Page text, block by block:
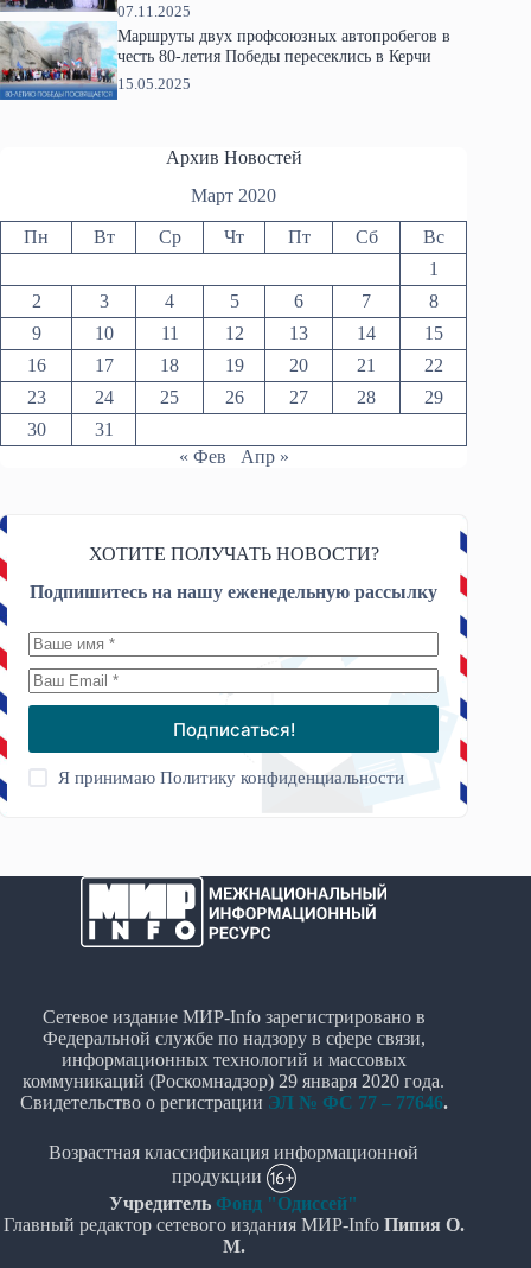
07.11.2025
Маршруты двух профсоюзных автопробегов в
честь 80-летия Победы пересеклись в Керчи
15.05.2025
Архив Новостей
Март 2020
Пн Вт Ср Чт Пт Сб
Вс
1
2
3 4 5 6 7
8
9
10 11 12 13 14
15
16
17 18 19 20 21
22
23
24 25 26 27 28
29
30
31
« Фев
Апр »
ХОТИТЕ ПОЛУЧАТЬ НОВОСТИ?
Подпишитесь на нашу еженедельную рассылку
Подписаться!
Я принимаюПолитику конфиденциальности
Сетевое издание МИР-Info зарегистрировано в
Федеральной службе по надзору в сфере связи,
информационных технологий и массовых
коммуникаций (Роскомнадзор) 29 января 2020 года.
Свидетельство о регистрации ЭЛ № ФС 77 – 77646.
Возрастная классификация информационной
продукции
Учредитель Фонд "Одиссей"
Главный редактор сетевого издания МИР-Info Пипия О.
М.